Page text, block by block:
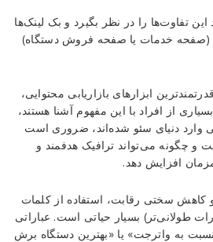
این تفاوت‌ها را در نظر بگیرد و بک لینک‌ها
خدمات یا صفحه فروش دستگاه)
ابزارهای بازاریابی محتوایی،
از افراد با این مفهوم آشنا هستند،
وارد دنیای سئو شده‌اند، ضروری است
و چگونه می‌تواند ترافیک هدفمند و
افزایش دهد.
کاهش سختی رقابت، استفاده از کلمات
طولانی‌تر) بسیار حیاتی است. عباراتی
به واترجت» یا «بهترین دستگاه برش